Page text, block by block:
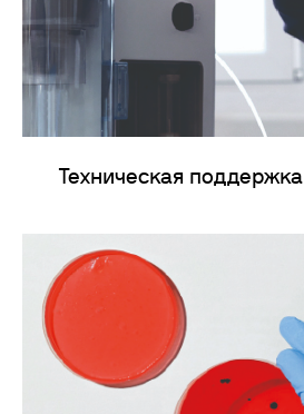
Техническая поддержка